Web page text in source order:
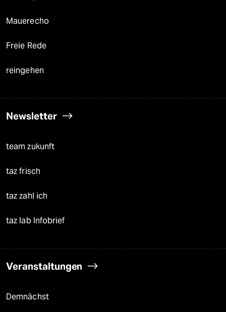
Mauerecho
Freie Rede
reingehen
Newsletter
team zukunft
taz frisch
taz zahl ich
taz lab Infobrief
Veranstaltungen
Demnächst